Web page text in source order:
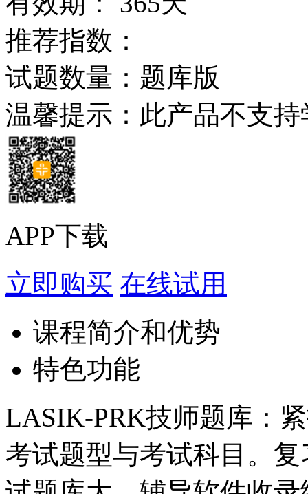
推荐指数：
试题数量：题库版
温馨提示：此产品不支
APP下载
立即购买 在线试用
课程简介和优势
特色功能
LASIK-PRK技师题库：
考试题型与考试科目。